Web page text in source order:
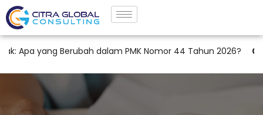
yang Berubah dalam PMK Nomor 44 Tahun 2026?